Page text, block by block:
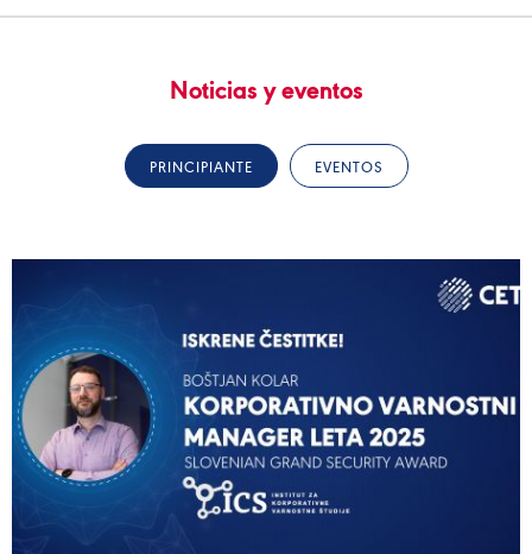
Noticias y eventos
PRINCIPIANTE EVENTOS